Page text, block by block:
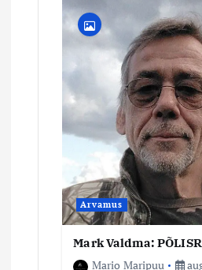
Arvamus
Mark Valdma:
Mario Maripuu